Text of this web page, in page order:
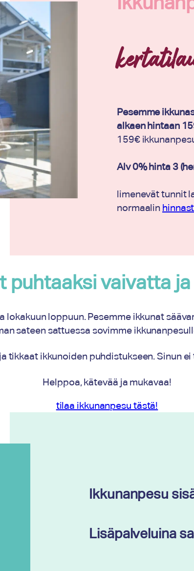
Pesemme
alkaen hintaan
159€
Alv 0% hinta 3
limenevät tunnit
normaalin
puhtaaksi vaivatta
loppuun. Pesemme ikkunat
sateen sattuessa sovimme
tikkaat ikkunoiden puhdistukseen. Sinun
Helppoa, kätevää ja mukavaa!
tilaa ikkunanpesu tästä!
Ikkunanpesu
Lisäpalveluina